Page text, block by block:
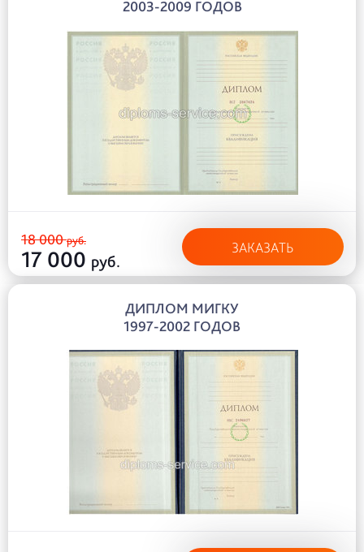
2003-2009 ГОДОВ
18 000руб.
17 000 руб.
ЗАКАЗАТЬ
ДИПЛОМ МИГКУ
1997-2002 ГОДОВ